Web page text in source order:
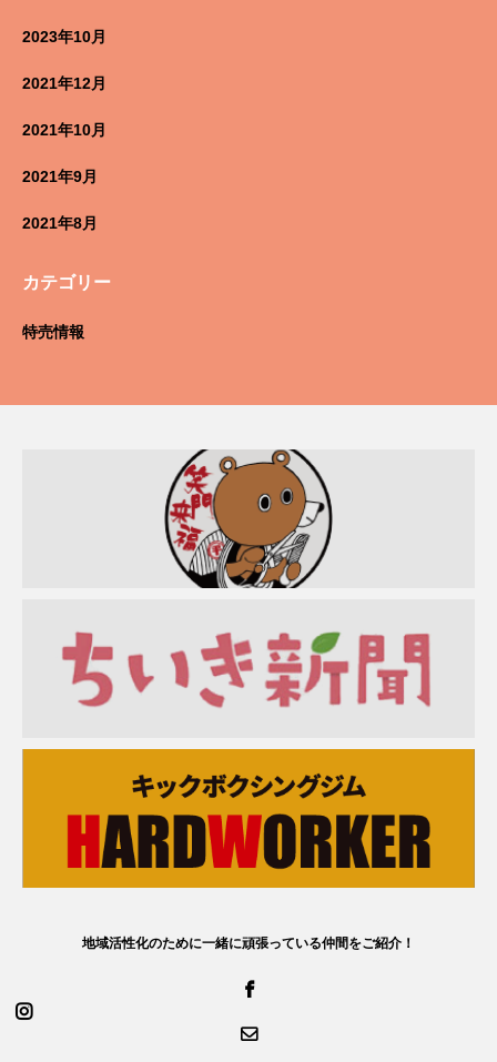
2023年10月
2021年12月
2021年10月
2021年9月
2021年8月
カテゴリー
特売情報
地域活性化のために一緒に頑張っている仲間をご紹介！